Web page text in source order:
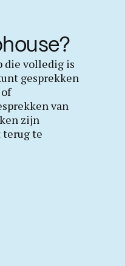
die volledig is
gesprekken
van
zijn
te